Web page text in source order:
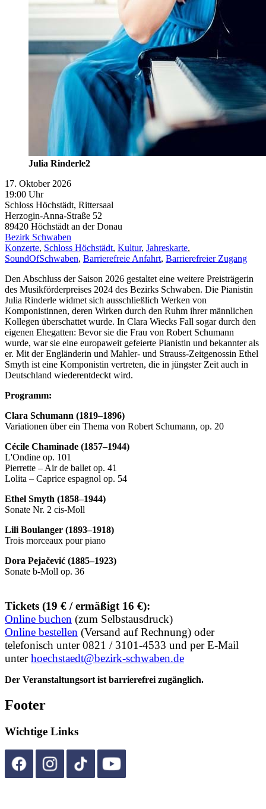
Julia Rinderle2
17. Oktober 2026
19:00 Uhr
Schloss Höchstädt, Rittersaal
Herzogin-Anna-Straße 52
89420 Höchstädt an der Donau
Bezirk Schwaben
Konzerte, Schloss Höchstädt, Kultur, Jahreskarte,
SoundOfSchwaben, Barrierefreie Anfahrt, Barrierefreier Zugang
Den Abschluss der Saison 2026 gestaltet eine weitere Preisträgerin
des Musikförderpreises 2024 des Bezirks Schwaben. Die Pianistin
Julia Rinderle widmet sich ausschließlich Werken von
Komponistinnen, deren Wirken durch den Ruhm ihrer männlichen
Kollegen überschattet wurde. In Clara Wiecks Fall sogar durch den
eigenen Ehegatten: Bevor sie die Frau von Robert Schumann
wurde, war sie eine europaweit gefeierte Pianistin und bekannter als
er. Mit der Engländerin und Mahler- und Strauss-Zeitgenossin Ethel
Smyth ist eine Komponistin vertreten, die in jüngster Zeit auch in
Deutschland wiederentdeckt wird.
Programm:
Clara Schumann (1819–1896)
Variationen über ein Thema von Robert Schumann, op. 20
Cécile Chaminade (1857–1944)
L'Ondine op. 101
Pierrette – Air de ballet op. 41
Lolita – Caprice espagnol op. 54
Ethel Smyth (1858–1944)
Sonate Nr. 2 cis-Moll
Lili Boulanger (1893–1918)
Trois morceaux pour piano
Dora Pejačević (1885–1923)
Sonate b-Moll op. 36
Tickets (19 € / ermäßigt 16 €):
Online buchen (zum Selbstausdruck)
Online bestellen (Versand auf Rechnung) oder
telefonisch unter 0821 / 3101-4533 und per E-Mail
unterhoechstaedt@bezirk-schwaben.de
Der Veranstaltungsort ist barrierefrei zugänglich.
Footer
Wichtige Links